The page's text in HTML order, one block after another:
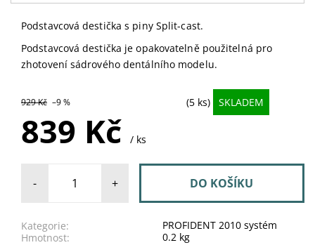
Podstavcová destička s piny Split-cast.
Podstavcová destička je opakovatelně použitelná pro
zhotovení sádrového dentálního modelu.
929 Kč –9 % (5 ks) SKLADEM
839 Kč / ks
- +
Kategorie:
PROFIDENT 2010 systém
Hmotnost:
0.2 kg